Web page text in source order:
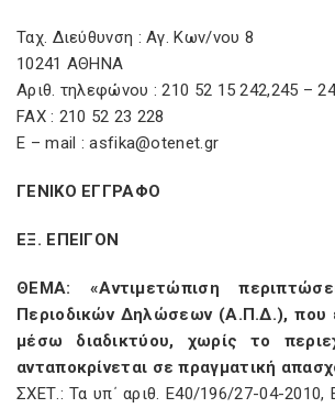
Ταχ. Διεύθυνση : Αγ. Κων/νου 8
10241 ΑΘΗΝΑ
Αριθ. τηλεφώνου : 210 52 15 242,245 –
FAX : 210 52 23 228
E – mail : asfika@otenet.gr
ΓΕΝΙΚΟ ΕΓΓΡΑΦΟ
ΕΞ. ΕΠΕΙΓΟΝ
ΘΕΜΑ: «Αντιμετώπιση
Περιοδικών Δηλώσεων (Α.Π.Δ.), που
μέσω διαδικτύου, χωρίς το
ανταποκρίνεται σε πραγματική
ΣΧΕΤ.: Τα υπ΄ αριθ. Ε40/196/27-04-